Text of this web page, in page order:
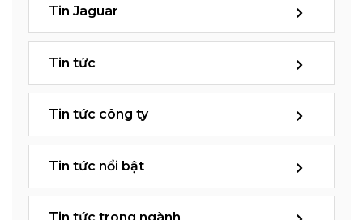
Tin Jaguar
Tin tức
Tin tức công ty
Tin tức nổi bật